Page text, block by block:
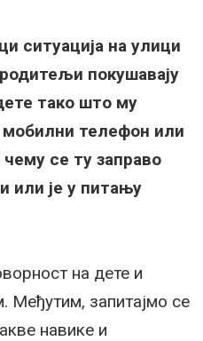
ситуација на улици
покушавају
тако што му
мобилни телефон или
се ту заправо
или је у питању
на дете и
Међутим, запитајмо се
навике и